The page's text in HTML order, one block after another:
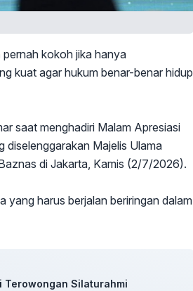
kokoh jika hanya
kuat agar hukum benar-benar hidup
saat menghadiri Malam Apresiasi
Majelis Ulama
di Jakarta, Kamis (2/7/2026).
yang harus berjalan beriringan dalam
Terowongan Silaturahmi